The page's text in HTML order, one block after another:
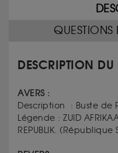
QUESTIONS
DESCRIPTION DU
AVERS :
Description : Buste de
Légende : ZUID
REPUBLIK. (République